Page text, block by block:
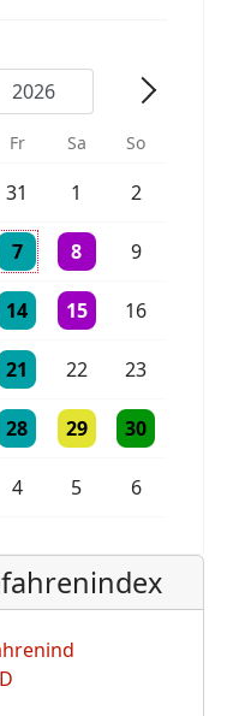
Fr Sa So
Veranstaltung
31
Einzelne Veranstaltung
1 2
Veranstaltung
7 Veranstaltung
8
2 Veranstaltungen
9
Veranstaltung
14 Veranstaltung
15
Einzelne16
Veranstaltung
21 Veranstaltung
22 23
Veranstaltung
28 Veranstaltung
29
Einzelne30
Einzelne
Veranstaltung
4
Einzelne Veranstaltung
5 6